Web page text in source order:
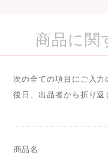
商品に関
次の全ての項目にご入力
後日、出品者から折り返
商品名